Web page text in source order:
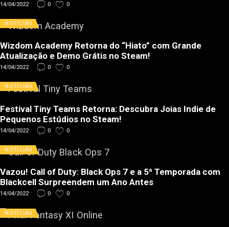
14/04/2022 0 0
NOTÍCIAS
Wizdom Academy Retorna do “Hiato” com Grande
Atualização e Demo Grátis no Steam!
14/04/2022 0 0
NOTÍCIAS
Festival Tiny Teams Retorna: Descubra Joias Indie de
Pequenos Estúdios no Steam!
14/04/2022 0 0
NOTÍCIAS
Vazou! Call of Duty: Black Ops 7 e a 5ª Temporada com
Blackcell Surpreendem um Ano Antes
14/04/2022 0 0
NOTÍCIAS